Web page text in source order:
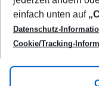
Cookie-
Cookie-Richtlinie
Datenschutz
Service & Hilfe
Barrierefreies
Check-in
Folgen Sie uns
einfach unten auf
Datenschutz-
Cookie/Tracking-